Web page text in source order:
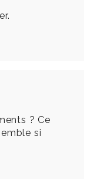
? Ce
si